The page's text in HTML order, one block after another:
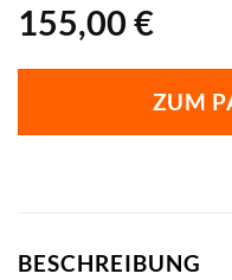
155,00 €
ZUM
BESCHREIBUNG